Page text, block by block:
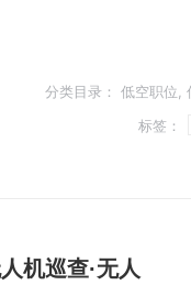
分类目录： 低空职位
标签：
机巡查·无人